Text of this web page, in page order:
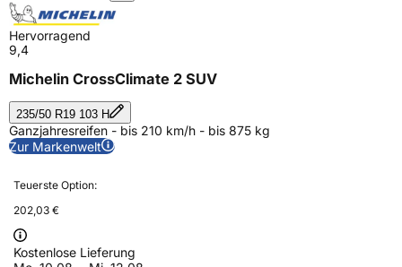
Hervorragend
9,4
Michelin CrossClimate 2 SUV
235/50 R19 103 H
Ganzjahresreifen - bis 210 km/h - bis 875 kg
Zur Markenwelt
Teuerste Option:
202,03 €
Kostenlose Lieferung